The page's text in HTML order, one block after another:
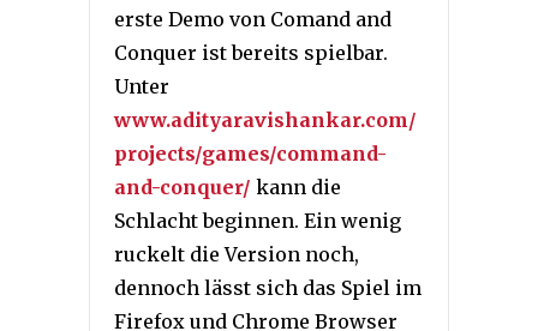
erste Demo von Comand and
Conquer ist bereits spielbar.
Unter
www.adityaravishankar.com/
projects/games/command-
and-conquer/ kann die
Schlacht beginnen. Ein wenig
ruckelt die Version noch,
dennoch lässt sich das Spiel im
Firefox und Chrome Browser